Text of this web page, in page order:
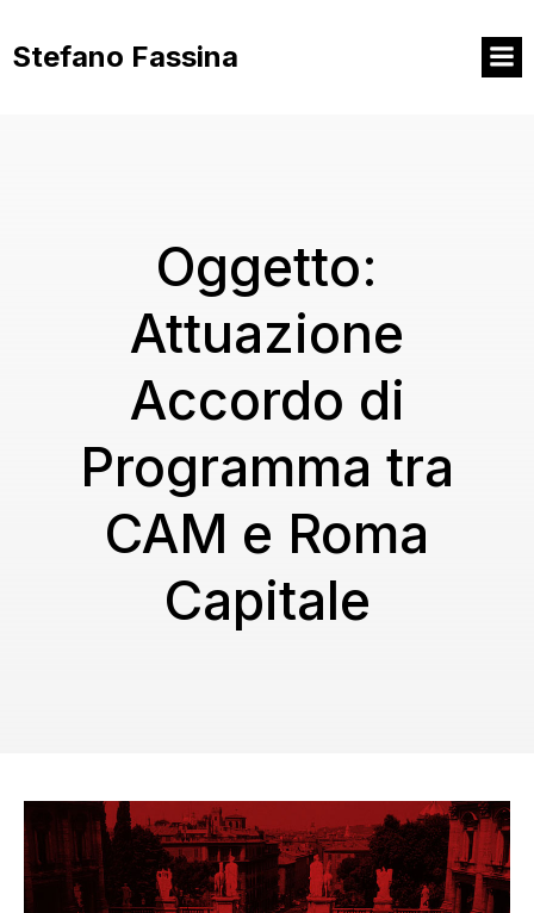
contenuto
Stefano Fassina
Oggetto:
Attuazione
Accordo di
Programma tra
CAM e Roma
Capitale